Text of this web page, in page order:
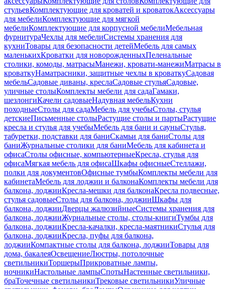
стульевКомплектующие для кроватей и кроватокАксессуары
для мебелиКомплектующие для мягкой
мебелиКомплектующие для корпусной мебелиМебельная
фурнитураЧехлы для мебелиСистемы хранения для
кухниТовары для безопасности детейМебель для самых
маленькихКроватки для новорожденныхПеленальные
столики, комоды, матрасыМанежи, кровати-манежиМатрасы в
кроваткуНаматрасники, защитные чехлы в кроваткуСадовая
мебельСадовые диваны, креслаСадовые стульяСадовые,
уличные столыКомплекты мебели для садаГамаки,
шезлонгиКачели садовыеНадувная мебельКухни
походныеСтолы для садаМебель для учебыСтолы, стулья
детскиеПисьменные столыРастущие столы и партыРастущие
кресла и стулья для учебыМебель для бани и сауныСтулья,
табуретки, подставки для баниСкамьи для баниСтолы для
баниЖурнальные столики для баниМебель для кабинета и
офисаСтолы офисные, компьютерныеКресла, стулья для
офисаМягкая мебель для офисаШкафы офисныеСтеллажи,
полки для документовОфисные тумбыКомплекты мебели для
кабинетаМебель для лоджии и балконаКомплекты мебели для
балкона, лоджииКресла-мешки для балконаКресла подвесные,
стулья садовыеСтолы для балкона, лоджииШкафы для
балкона, лоджииДверцы жалюзийныеСистемы хранения для
балкона, лоджииЖурнальные столы, столы-книгиТумбы для
балкона, лоджииКресла-качалки, кресла-маятникиСтулья для
балкона, лоджииКресла, пуфы для балкона,
лоджииКомпактные столы для балкона, лоджииТовары для
дома, бакалеяОсвещениеЛюстры, потолочные
светильникиТоршерыПрикроватные лампы,
ночникиНастольные лампыСпотыНастенные светильники,
браТочечные светильникиТрековые светильникиУличные